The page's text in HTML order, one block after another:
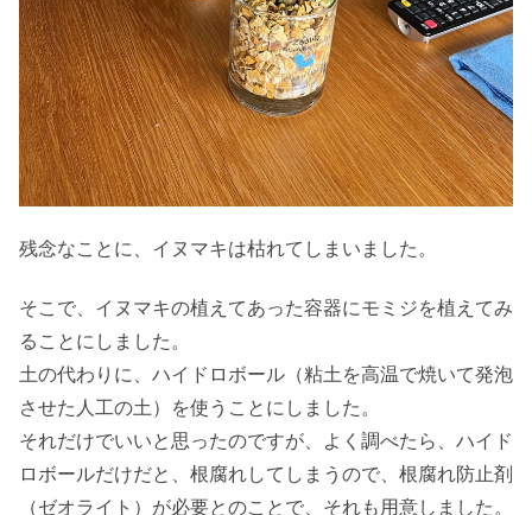
残念なことに、イヌマキは枯れてしまいました。
そこで、イヌマキの植えてあった容器にモミジを植えてみ
ることにしました。
土の代わりに、ハイドロボール（粘土を高温で焼いて発泡
させた人工の土）を使うことにしました。
それだけでいいと思ったのですが、よく調べたら、ハイド
ロボールだけだと、根腐れしてしまうので、根腐れ防止剤
（ゼオライト）が必要とのことで、それも用意しました。